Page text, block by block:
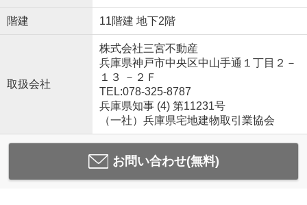
階建 11階建 地下2階
取扱会社
株式会社三宮不動産
兵庫県神戸市中央区中山手通１丁目２－
１３ －２Ｆ
TEL:078-325-8787
兵庫県知事 (4) 第11231号
（一社）兵庫県宅地建物取引業協会
お問い合わせ(無料)